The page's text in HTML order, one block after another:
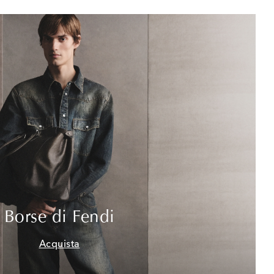
Borse di Fendi
Acquista